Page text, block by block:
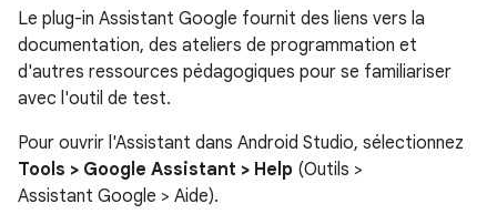
Le plug-in Assistant Google fournit des liens vers la
documentation, des ateliers de programmation et
d'autres ressources pédagogiques pour se familiariser
avec l'outil de test.
Pour ouvrir l'Assistant dans Android Studio, sélectionnez
Tools > Google Assistant > Help (Outils >
Assistant Google > Aide).